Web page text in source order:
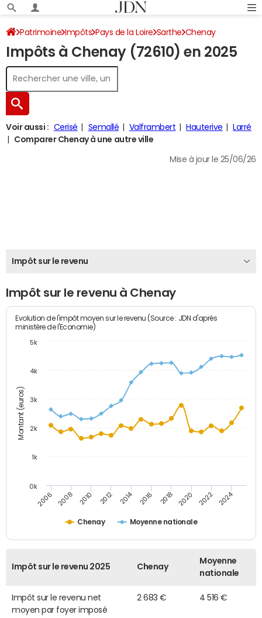
Patrimoine Impôts Pays de la Loire Sarthe Chenay
Impôt sur le revenu
Impôts à Chenay (72610) en 2025
Voir aussi : Cerisé Semallé Valframbert Hauterive
Larré
Comparer Chenay à une autre ville
Mise à jour le 25/06/26
Impôt sur le revenu
Impôt sur le revenu à Chenay
Montant (euros)
Evolution de l'impôt moyen sur le revenu (Source : JDN d'après
ministère de l'Economie)
Chenay Moyenne nationale
2006 2008 2010 2012 2014 2016 2018 2020 2022 2024
0k
1k
2k
3k
4k
5k
Impôt sur le revenu 2025 Chenay
Moyenne
nationale
Impôt sur le revenu net
moyen par foyer imposé
2 683 € 4 516 €